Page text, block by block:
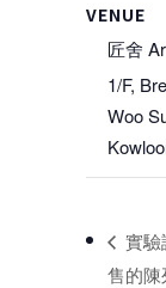
VENUE
匠舍
1/F,
Woo
實驗
售的陳